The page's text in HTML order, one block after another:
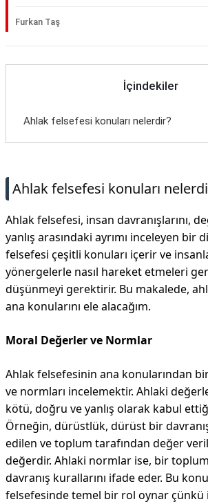
Furkan Taş
İçindekiler
Ahlak felsefesi konuları nelerdir?
Ahlak felsefesi konuları
Ahlak felsefesi, insan davranışlarını,
yanlış arasındaki ayrımı inceleyen bir
felsefesi çeşitli konuları içerir ve
yönergelerle nasıl hareket etmeleri
düşünmeyi gerektirir. Bu makalede,
ana konularını ele alacağım.
Moral Değerler ve Normlar
Ahlak felsefesinin ana konularından
ve normları incelemektir. Ahlaki
kötü, doğru ve yanlış olarak kabul
Örneğin, dürüstlük, dürüst bir
edilen ve toplum tarafından değer
değerdir. Ahlaki normlar ise, bir
davranış kurallarını ifade eder. Bu
felsefesinde temel bir rol oynar çünkü